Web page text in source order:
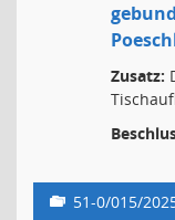
Zusatz:
51-0/015/